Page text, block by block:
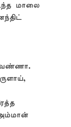
மாலை
வண்ணா.